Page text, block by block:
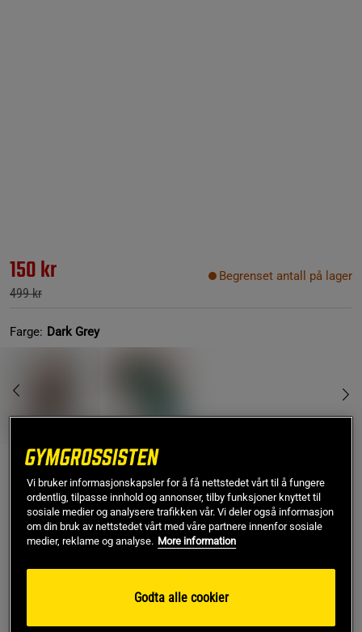
150 kr
499 kr
Begrenset antall på lager
Farge: Dark Grey
XS
Kjøp
Vi bruker informasjonskapsler for å få nettstedet vårt til å fungere
ordentlig, tilpasse innhold og annonser, tilby funksjoner knyttet til
sosiale medier og analysere trafikken vår. Vi deler også informasjon
om din bruk av nettstedet vårt med våre partnere innenfor sosiale
medier, reklame og analyse. More information
Godta alle cookier